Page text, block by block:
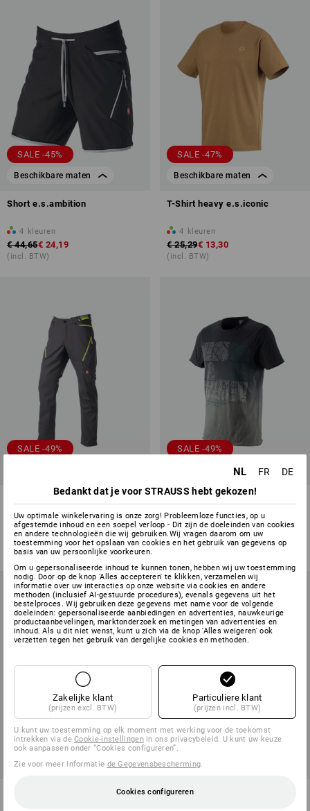
SALE -45%
Beschikbare maten
Short e.s.ambition
4 kleuren
€ 44,65€ 24,19
(incl. BTW)
SALE -47%
Beschikbare maten
T-Shirt heavy e.s.iconic
4 kleuren
€ 25,29€ 13,30
(incl. BTW)
SALE -49%
Multipocketbroek e.s.ambition
5 kleuren
€ 60,38€ 30,24
(incl. BTW)
SALE -49%
Beschikbare maten
e.s. T-Shirt denim workwear
2 kleuren
€ 19,97€ 10,15
SALE -43%
Beschikbare maten
SALE -34%
Beschikbare maten
Windbreaker light-pack
NL FR
DE
Bedankt dat je voor STRAUSS hebt gekozen!
Uw optimale winkelervaring is onze zorg! Probleemloze functies, op u
afgestemde inhoud en een soepel verloop - Dit zijn de doeleinden van cookies
en andere technologieën die wij gebruiken.Wij vragen daarom om uw
toestemming voor het opslaan van cookies en het gebruik van gegevens op
basis van uw persoonlijke voorkeuren.
Om u gepersonaliseerde inhoud te kunnen tonen, hebben wij uw toestemming
nodig. Door op de knop 'Alles accepteren' te klikken, verzamelen wij
informatie over uw interacties op onze website via cookies en andere
methoden (inclusief AI-gestuurde procedures), evenals gegevens uit het
bestelproces. Wij gebruiken deze gegevens met name voor de volgende
doeleinden: gepersonaliseerde aanbiedingen en advertenties, nauwkeurige
productaanbevelingen, marktonderzoek en metingen van advertenties en
inhoud. Als u dit niet wenst, kunt u zich via de knop 'Alles weigeren' ook
verzetten tegen het gebruik van dergelijke cookies en methoden.
Zakelijke klant
(prijzen excl. BTW)
Particuliere klant
(prijzen incl. BTW)
U kunt uw toestemming op elk moment met werking voor de toekomst
intrekken via deCookie-instellingenin ons privacybeleid. U kunt uw keuze
ook aanpassen onder “Cookies configureren”.
Zie voor meer informatie de Gegevensbescherming.
Cookies configureren